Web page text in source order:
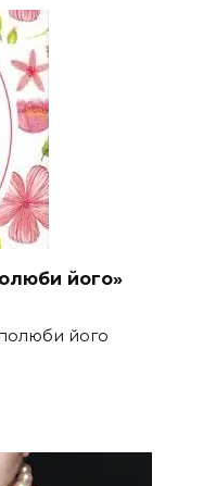
його»
полюби його